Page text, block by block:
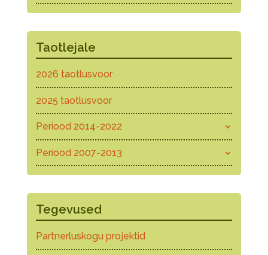
Taotlejale
2026 taotlusvoor
2025 taotlusvoor
Periood 2014-2022
Periood 2007-2013
Tegevused
Partnerluskogu projektid